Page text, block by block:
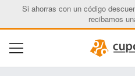
Si ahorras con un código
recibamos